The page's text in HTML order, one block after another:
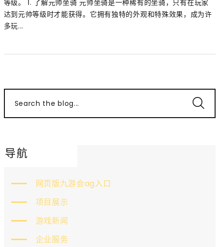
等级。 1. 了解元帅坐骑 元帅坐骑是一种稀有的坐骑，只有在玩家
达到元帅等级时才能获得。它拥有独特的外观和特殊效果，成为许
多玩...
Search the blog...
导航
网页版九游会ag入口
项目展示
游戏新闻
企业服务